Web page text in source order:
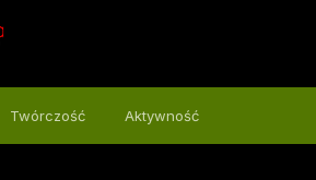
Twórczość Aktywność